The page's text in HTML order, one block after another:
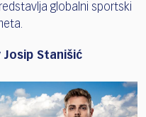
globalni sportski
Josip Stanišić